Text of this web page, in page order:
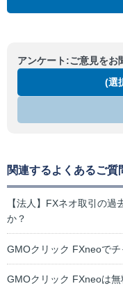
アンケート:ご意見をお
(選
関連するよくあるご質
【法人】FXネオ取引の
か？
GMOクリック FXneoで
GMOクリック FXneoは